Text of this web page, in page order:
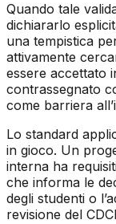
Quando tale
dichiararlo
una tempistica
attivamente
essere accettato
contrassegnato
come barriera
Lo standard
in gioco. Un
interna ha
che informa le
degli studenti o
revisione del